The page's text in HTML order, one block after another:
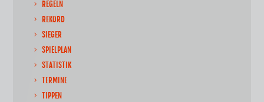
REGELN
REKORD
SIEGER
SPIELPLAN
STATISTIK
TERMINE
TIPPEN